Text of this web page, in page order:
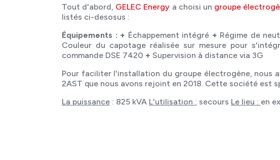
Tout d'abord, GELEC Energy a choisi un groupe
listés ci-desosus :
Équipements : + Échappement intégré + Régime de
Couleur du capotage réalisée sur mesure pour
commande DSE 7420 + Supervision à distance via 3G
Pour faciliter l'installation du groupe électrogène, nous
2AST que nous avons rejoint en 2018. Cette société est
La puissance : 825 kVA L'utilisation : secours Le lieu : en